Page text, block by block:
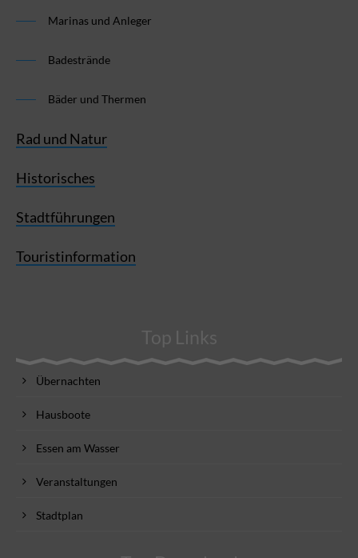
Marinas und Anleger
Badestrände
Bäder und Thermen
Rad und Natur
Historisches
Stadtführungen
Touristinformation
Top Links
Übernachten
Hausboote
Essen am Wasser
Veranstaltungen
Stadtplan